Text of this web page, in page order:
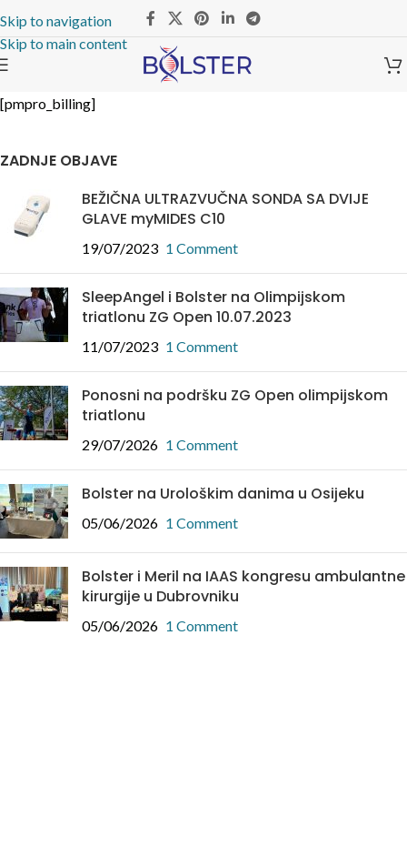
Skip to navigation
Skip to main content
[pmpro_billing]
ZADNJE OBJAVE
BEŽIČNA ULTRAZVUČNA SONDA SA DVIJE
GLAVE myMIDES C10
19/07/2023 1 Comment
SleepAngel i Bolster na Olimpijskom
triatlonu ZG Open 10.07.2023
11/07/2023 1 Comment
Ponosni na podršku ZG Open olimpijskom
triatlonu
29/07/2026 1 Comment
Bolster na Urološkim danima u Osijeku
05/06/2026 1 Comment
Bolster i Meril na IAAS kongresu ambulantne
kirurgije u Dubrovniku
05/06/2026 1 Comment